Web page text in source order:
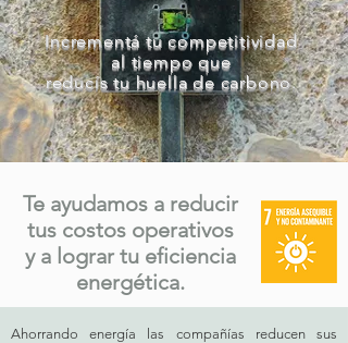
Incrementá tu competitividad
al tiempo que
reducís tu huella de carbono.
Ahorrando energía las compañías reducen sus
Te ayudamos a reducir
tus costos operativos
y a lograr tu eficiencia
energética.